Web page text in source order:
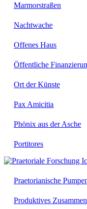
Marmorstraßen
Nachtwache
Offenes Haus
Öffentliche
Ort der Künste
Pax Amicitia
Phönix aus der Asche
Portitores
Praetorianische
Produktives